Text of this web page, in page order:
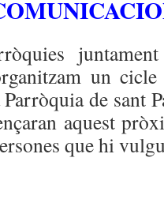
un
de sant
aquest
que hi